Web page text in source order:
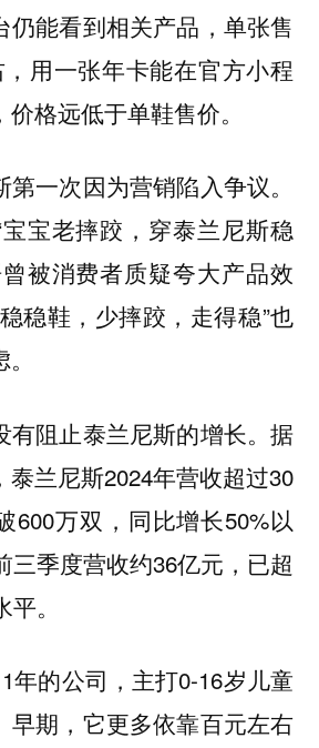
仍能看到相关产品，单张售
用一张年卡能在官方小程
格远低于单鞋售价。
一次因为营销陷入争议。
宝老摔跤，穿泰兰尼斯稳
被消费者质疑夸大产品效
稳鞋，少摔跤，走得稳”也
有阻止泰兰尼斯的增长。据
泰兰尼斯2024年营收超过30
600万双，同比增长50%以
三季度营收约36亿元，已超
。
年的公司，主打0-16岁儿童
早期，它更多依靠百元左右